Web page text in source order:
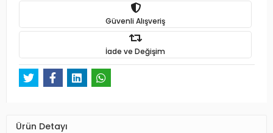
Güvenli Alışveriş
İade ve Değişim
Ürün Detayı